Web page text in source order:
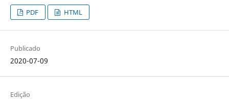
PDF HTML
Publicado
2020-07-09
Edição